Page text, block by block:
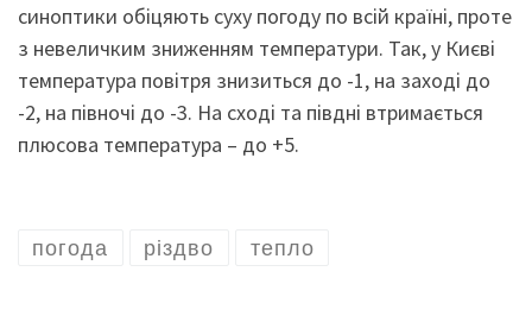
синоптики обіцяють суху погоду по всій країні, проте
з невеличким зниженням температури. Так, у Києві
температура повітря знизиться до -1, на заході до
-2, на півночі до -3. На сході та півдні втримається
плюсова температура – до +5.
погода різдво тепло